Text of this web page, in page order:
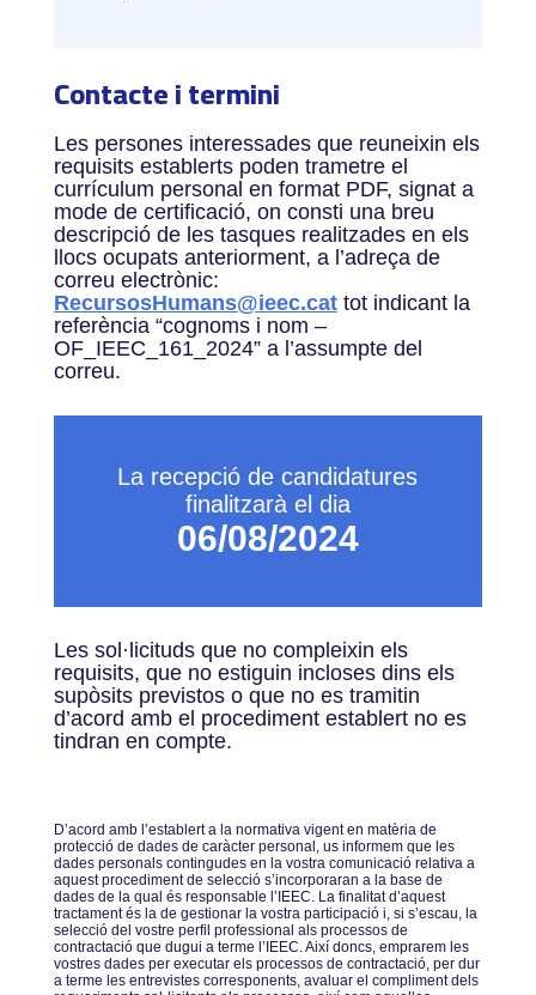
Contacte i termini
Les persones interessades que reuneixin els
requisits establerts poden trametre el
currículum personal en format PDF, signat a
mode de certificació, on consti una breu
descripció de les tasques realitzades en els
llocs ocupats anteriorment, a l’adreça de
correu electrònic:
RecursosHumans@ieec.cattot indicant la
referència “cognoms i nom –
OF_IEEC_161_2024” a l’assumpte del
correu.
La recepció de candidatures
finalitzarà el dia
06/08/2024
Les sol·licituds que no compleixin els
requisits, que no estiguin incloses dins els
supòsits previstos o que no es tramitin
d’acord amb el procediment establert no es
tindran en compte.
Dʼacord amb lʼestablert a la normativa vigent en matèria de
protecció de dades de caràcter personal, us informem que les
dades personals contingudes en la vostra comunicació relativa a
aquest procediment de selecció sʼincorporaran a la base de
dades de la qual és responsable lʼIEEC. La finalitat dʼaquest
tractament és la de gestionar la vostra participació i, si sʼescau, la
selecció del vostre perfil professional als processos de
contractació que dugui a terme lʼIEEC. Així doncs, emprarem les
vostres dades per executar els processos de contractació, per dur
a terme les entrevistes corresponents, avaluar el compliment dels